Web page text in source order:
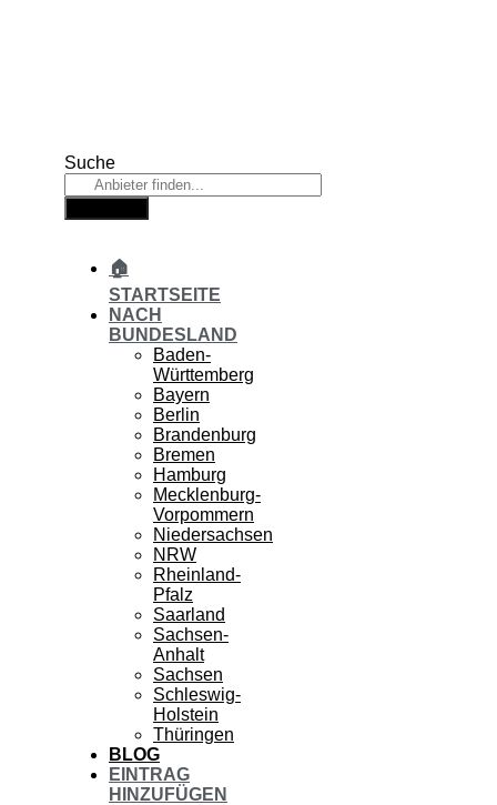
Suche
🏠
STARTSEITE
NACH
BUNDESLAND
Baden-
Württemberg
Bayern
Berlin
Brandenburg
Bremen
Hamburg
Mecklenburg-
Vorpommern
Niedersachsen
NRW
Rheinland-
Pfalz
Saarland
Sachsen-
Anhalt
Sachsen
Schleswig-
Holstein
Thüringen
BLOG
EINTRAG
HINZUFÜGEN